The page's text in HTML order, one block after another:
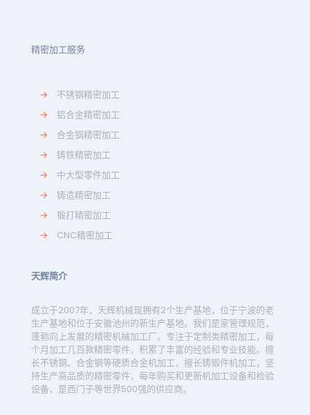
精密加工服务
→
不锈钢精密加工
→
铝合金精密加工
→
合金钢精密加工
→
铸铁精密加工
→
中大型零件加工
→
铸造精密加工
→
锻打精密加工
→
CNC精密加工
天辉简介
成立于2007年，天辉机械现拥有2个生产基地，位于宁波的老
生产基地和位于安徽池州的新生产基地。我们是家管理规范，
蓬勃向上发展的精密机械加工厂。专注于定制类精密加工，每
个月加工几百款精密零件，积累了丰富的经验和专业技能。擅
长不锈钢、合金钢等硬质合金机加工，擅长铸锻件机加工，坚
持生产高品质的精密零件，每年购买和更新机加工设备和检验
设备，是西门子等世界500强的供应商。